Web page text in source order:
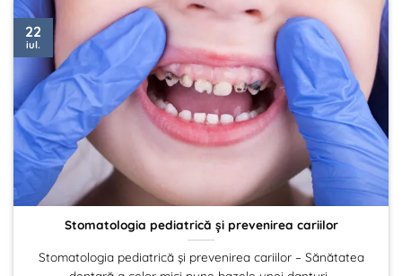
Stomatologia pediatrică și prevenirea cariilor
Stomatologia pediatrică și prevenirea cariilor – Sănătatea
22
iul.